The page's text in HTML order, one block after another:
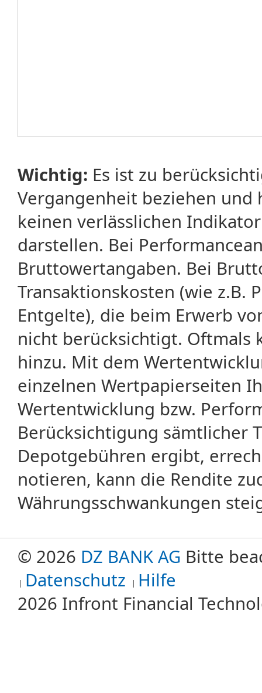
Wichtig: Es ist zu
Vergangenheit beziehen
keinen verlässlichen
darstellen. Bei
Bruttowertangaben. Bei
Transaktionskosten (wie z.B.
Entgelte), die beim Erwerb
nicht berücksichtigt. Oftmals
hinzu. Mit dem
einzelnen Wertpapierseiten
Wertentwicklung bzw.
Berücksichtigung sämtlicher
Depotgebühren ergibt,
notieren, kann die Rendite
Währungsschwankungen
© 2026 DZ BANK AG Bitte
Datenschutz Hilfe
2026 Infront Financial